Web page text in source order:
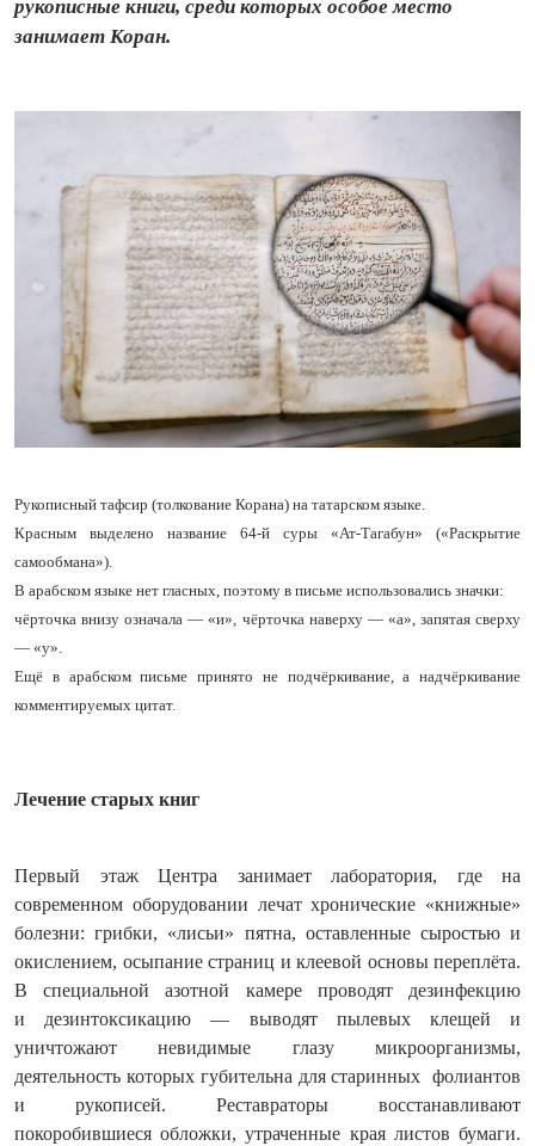
рукописные книги, среди которых особое место
занимает Коран.
Рукописный тафсир (толкование Корана) на татарском языке.
Красным выделено название 64-й суры «Ат-Тагабун» («Раскрытие
самообмана»).
В арабском языке нет гласных, поэтому в письме использовались значки:
чёрточка внизу означала — «и», чёрточка наверху — «а», запятая сверху
— «у».
Ещё в арабском письме принято не подчёркивание, а надчёркивание
комментируемых цитат.
Лечение старых книг
Первый этаж Центра занимает лаборатория, где на
современном оборудовании лечат хронические «книжные»
болезни: грибки, «лисьи» пятна, оставленные сыростью и
окислением, осыпание страниц и клеевой основы переплёта.
В специальной азотной камере проводят дезинфекцию
и дезинтоксикацию — выводят пылевых клещей и
уничтожают невидимые глазу микроорганизмы,
деятельность которых губительна для старинных фолиантов
и рукописей. Реставраторы восстанавливают
покоробившиеся обложки, утраченные края листов бумаги.